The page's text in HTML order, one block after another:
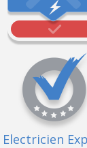
Electricien